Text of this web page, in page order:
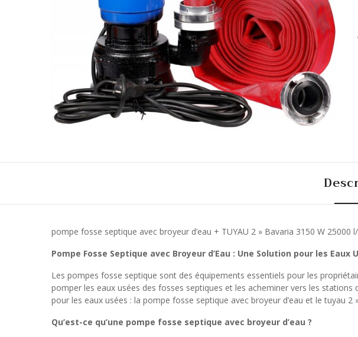
pompe fosse septique avec broyeur d’eau + TUYAU 2 » Bavaria 3150 W 25000
Pompe Fosse Septique avec Broyeur d’Eau : Une Solution pour les Eaux
Les pompes fosse septique sont des équipements essentiels pour les
pomper les eaux usées des fosses septiques et les acheminer vers les
pour les eaux usées : la pompe fosse septique avec broyeur d’eau et le tuyau 2
Qu’est-ce qu’une pompe fosse septique avec broyeur d’eau ?